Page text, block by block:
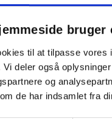
bruger
til at tilpasse vores
deler også
og
de har indsamlet fra
HiRes-tape sikrer optimal